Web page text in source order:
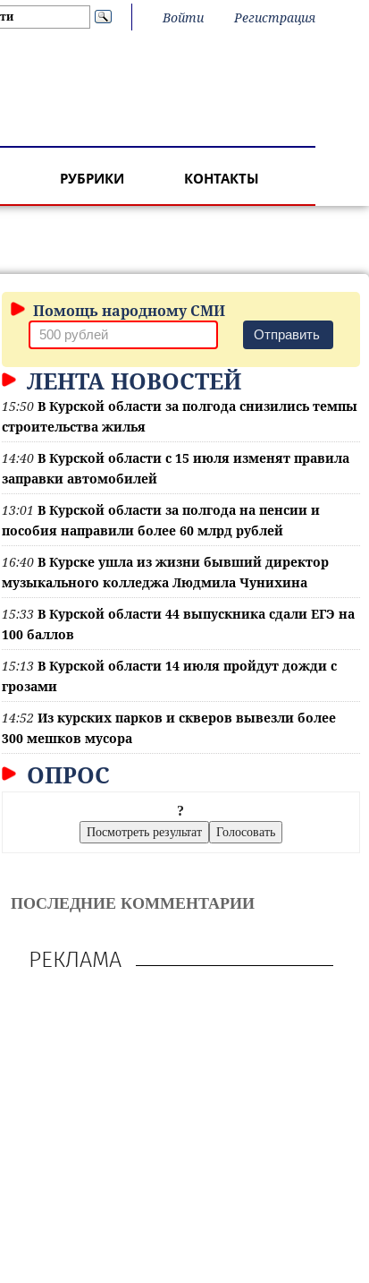
Войти Регистрация
РУБРИКИ КОНТАКТЫ
Помощь народному СМИ
Отправить
ЛЕНТА НОВОСТЕЙ
15:50 В Курской области за полгода снизились темпы
строительства жилья
14:40 В Курской области с 15 июля изменят правила
заправки автомобилей
13:01 В Курской области за полгода на пенсии и
пособия направили более 60 млрд рублей
16:40 В Курске ушла из жизни бывший директор
музыкального колледжа Людмила Чунихина
15:33 В Курской области 44 выпускника сдали ЕГЭ на
100 баллов
15:13 В Курской области 14 июля пройдут дожди с
грозами
14:52 Из курских парков и скверов вывезли более
300 мешков мусора
ОПРОС
?
ПОСЛЕДНИЕ КОММЕНТАРИИ
РЕКЛАМА